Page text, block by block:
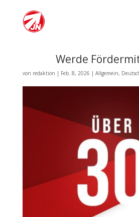
Werde
von redaktion | Feb. 8, 2026 | Allgemein,